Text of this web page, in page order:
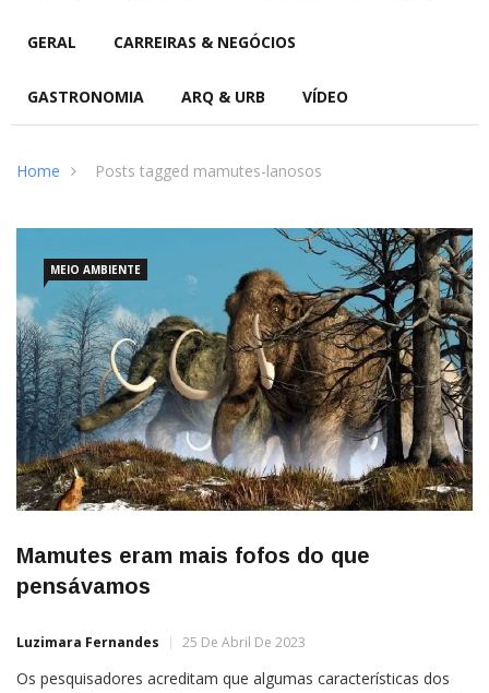
GERAL CARREIRAS & NEGÓCIOS
GASTRONOMIA ARQ & URB VÍDEO
Home Posts tagged mamutes-lanosos
MEIO AMBIENTE
Mamutes eram mais fofos do que
pensávamos
Luzimara Fernandes 25 De Abril De 2023
Os pesquisadores acreditam que algumas características dos